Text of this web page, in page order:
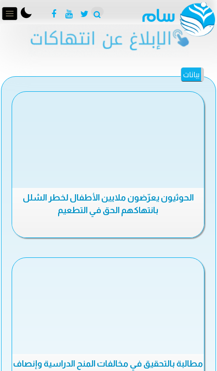
بيانات
الحوثيون يعرّضون ملايين الأطفال لخطر الشلل
بانتهاكهم الحق في التطعيم
مطالبة بالتحقيق في مخالفات المنح الدراسية وإنصاف